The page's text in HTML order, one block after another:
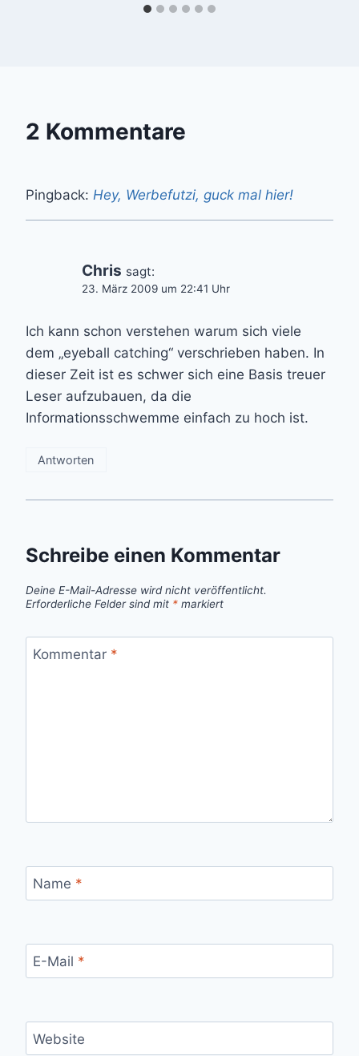
2 Kommentare
Pingback: Hey, Werbefutzi, guck mal hier!
Chris sagt:
23. März 2009 um 22:41 Uhr
Ich kann schon verstehen warum sich viele
dem „eyeball catching“ verschrieben haben. In
dieser Zeit ist es schwer sich eine Basis treuer
Leser aufzubauen, da die
Informationsschwemme einfach zu hoch ist.
Antworten
Schreibe einen Kommentar
Deine E-Mail-Adresse wird nicht veröffentlicht.
Erforderliche Felder sind mit * markiert
Kommentar *
Name *
E-Mail *
Website